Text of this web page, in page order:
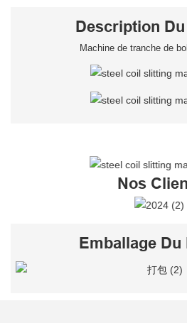
Description
Machine de tranche de
Nos
Emballage